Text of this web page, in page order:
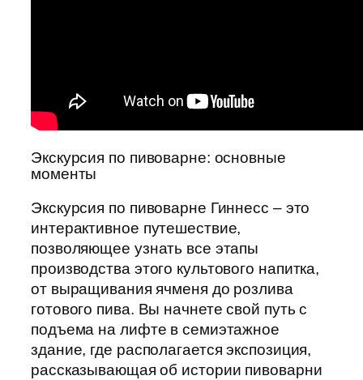
Экскурсия по пивоварне: основные
моменты
Экскурсия по пивоварне Гиннесс – это
интерактивное путешествие,
позволяющее узнать все этапы
производства этого культового напитка,
от выращивания ячменя до розлива
готового пива. Вы начнете свой путь с
подъема на лифте в семиэтажное
здание, где располагается экспозиция,
рассказывающая об истории пивоварни